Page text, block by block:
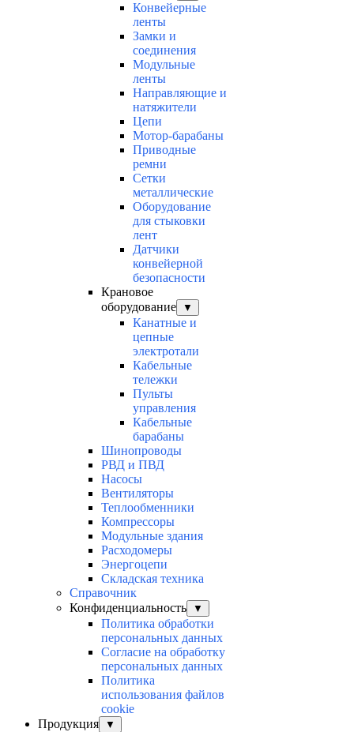
Конвейерные
ленты
Замки и
соединения
Модульные
ленты
Направляющие и
натяжители
Цепи
Мотор-барабаны
Приводные
ремни
Сетки
металлические
Оборудование
для стыковки
лент
Датчики
конвейерной
безопасности
Крановое
оборудование
▼
Канатные и
цепные
электротали
Кабельные
тележки
Пульты
управления
Кабельные
барабаны
Шинопроводы
РВД и ПВД
Насосы
Вентиляторы
Теплообменники
Компрессоры
Модульные здания
Расходомеры
Энергоцепи
Складская техника
Справочник
Конфиденциальность
▼
Политика обработки
персональных данных
Согласие на обработку
персональных данных
Политика
использования файлов
cookie
Продукция
▼